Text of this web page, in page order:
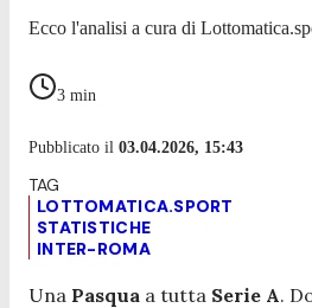
Ecco l'analisi a cura di
3 min
Pubblicato il 03.04.2026, 15:43
LOTTOMATICA.SPORT
STATISTICHE
INTER-ROMA
Una Pasqua a tutta Serie A.